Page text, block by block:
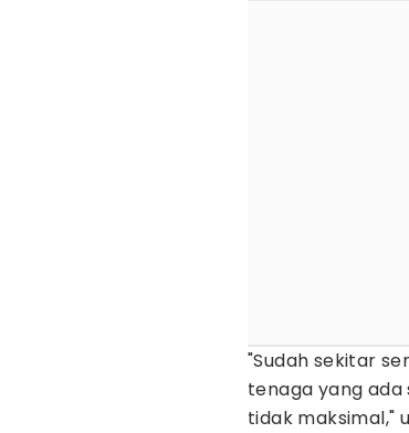
"Sudah sekitar
tenaga yang ada
tidak maksimal,"